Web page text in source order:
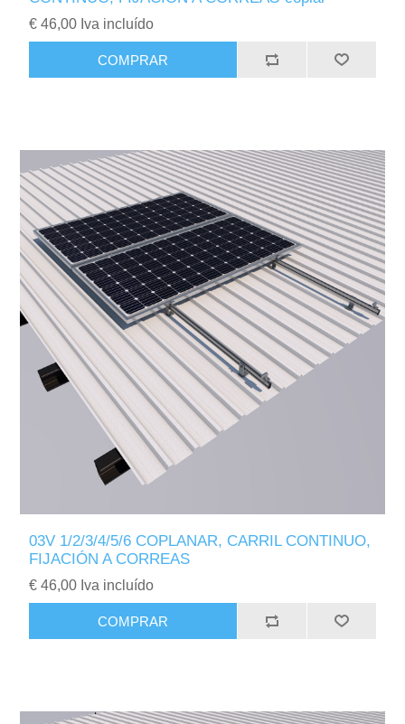
€ 46,00 Iva incluído
03V 1/2/3/4/5/6 COPLANAR, CARRIL CONTINUO,
FIJACIÓN A CORREAS
€ 46,00 Iva incluído